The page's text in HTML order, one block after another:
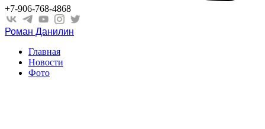
+7-906-768-4868
Роман Данилин
Главная
Новости
Фото